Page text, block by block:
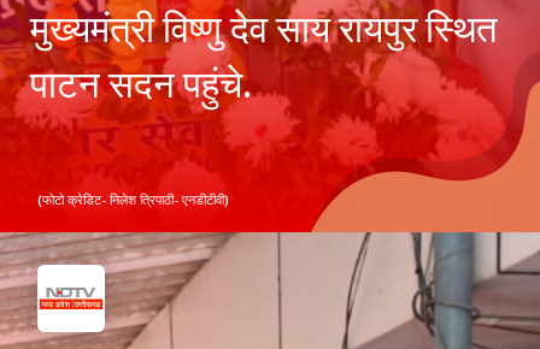
(फोटो क्रेडिट- निलेश त्रिपाठी- एनडीटीवी)
मुख्यमंत्री विष्णु देव साय रायपुर स्थित
पाटन सदन पहुंचे.